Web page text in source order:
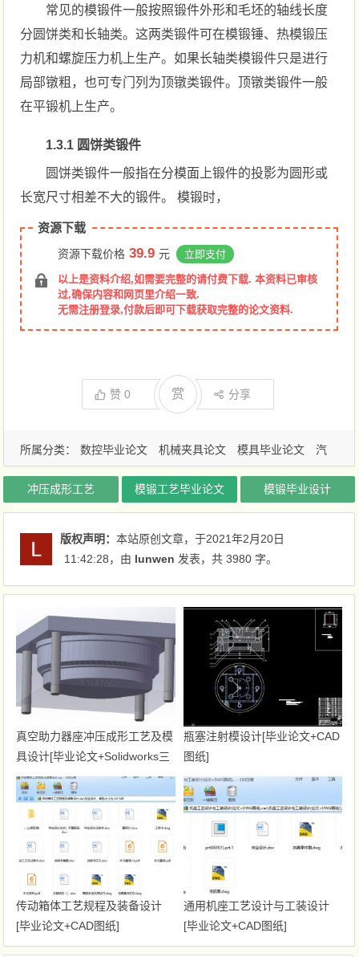
常见的模锻件一般按照锻件外形和毛坯的轴线长度
分圆饼类和长轴类。这两类锻件可在模锻锤、热模锻压
力机和螺旋压力机上生产。如果长轴类模锻件只是进行
局部镦粗，也可专门列为顶镦类锻件。顶镦类锻件一般
在平锻机上生产。
1.3.1 圆饼类锻件
圆饼类锻件一般指在分模面上锻件的投影为圆形或
长宽尺寸相差不大的锻件。 模锻时，
资源下载
资源下载价格 39.9 元 立即支付
以上是资料介绍,如需要完整的请付费下载. 本资料已审核
过,确保内容和网页里介绍一致.
无需注册登录,付款后即可下载获取完整的论文资料.
赞0 赏 分享
所属分类： 数控毕业论文 机械夹具论文 模具毕业论文
汽
冲压成形工艺
模锻工艺毕业论文 模锻毕业设计
版权声明：本站原创文章，于2021年2月20日
11:42:28，由 lunwen 发表，共 3980 字。
真空助力器座冲压成形工艺及模
具设计[毕业论文+Solidworks三
维+CAD图纸]
瓶塞注射模设计[毕业论文+CAD
图纸]
传动箱体工艺规程及装备设计
[毕业论文+CAD图纸]
通用机座工艺设计与工装设计
[毕业论文+CAD图纸]